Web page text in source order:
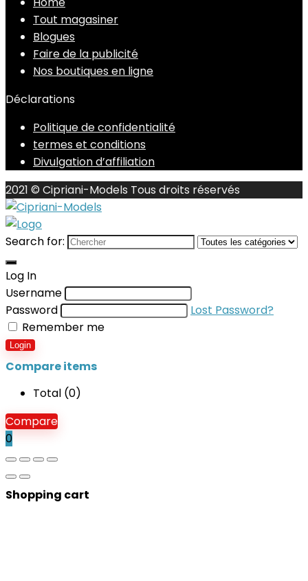
Tout magasiner
Blogues
Faire de la publicité
Nos boutiques en ligne
Déclarations
Politique de confidentialité
termes et conditions
Divulgation d’affiliation
2021 © Cipriani-Models Tous droits réservés
Search for:
Log In
Username
Password
Lost Password?
Remember me
Login
Compare items
Total (0)
Compare
0
Shopping cart